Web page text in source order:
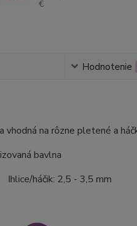
€
Hodnotenie
vhodná na rôzne pletené a
bavlna
m Ihlice/háčik: